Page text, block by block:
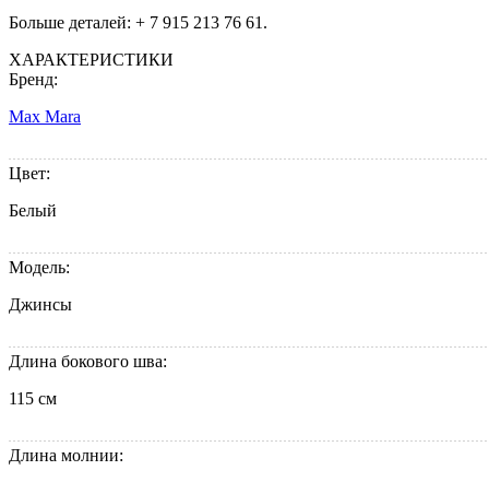
Больше деталей: + 7 915 213 76 61.
ХАРАКТЕРИСТИКИ
Бренд:
Max Mara
Цвет:
Белый
Модель:
Джинсы
Длина бокового шва:
115 см
Длина молнии: